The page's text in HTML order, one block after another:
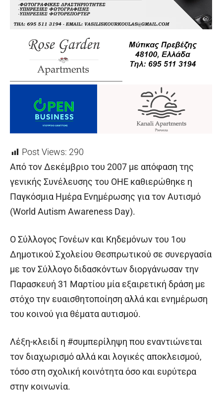
Post Views: 290
Από τον Δεκέμβριο του 2007 με απόφαση της
γενικής Συνέλευσης του ΟΗΕ καθιερώθηκε η
Παγκόσμια Ημέρα Ενημέρωσης για τον Αυτισμό
(World Autism Awareness Day).
Ο Σύλλογος Γονέων και Κηδεμόνων του 1ου
Δημοτικού Σχολείου Θεσπρωτικού σε συνεργασία
με τον Σύλλογο διδασκόντων διοργάνωσαν την
Παρασκευή 31 Μαρτίου μία εξαιρετική δράση με
στόχο την ευαισθητοποίηση αλλά και ενημέρωση
του κοινού για θέματα αυτισμού.
Λέξη-κλειδί η #συμπερίληψη που εναντιώνεται
τον διαχωρισμό αλλά και λογικές αποκλεισμού,
τόσο στη σχολική κοινότητα όσο και ευρύτερα
στην κοινωνία.